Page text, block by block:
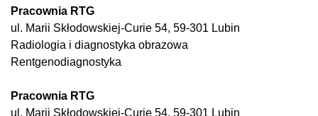
Pracownia RTG
ul. Marii Skłodowskiej-Curie 54, 59-301 Lubin
Radiologia i diagnostyka obrazowa
Rentgenodiagnostyka
Pracownia RTG
ul. Marii Skłodowskiej-Curie 54, 59-301 Lubin